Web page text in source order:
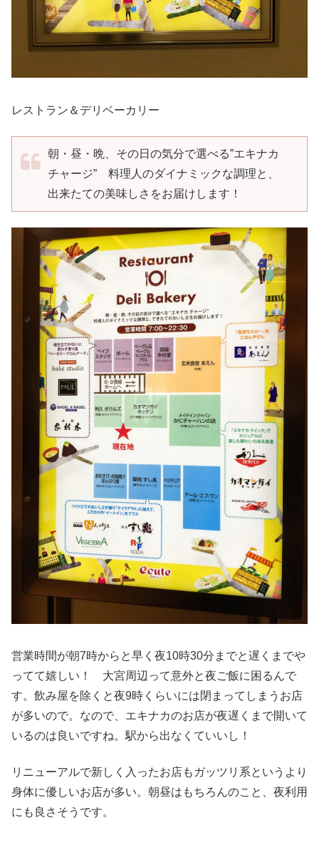
レストラン＆デリベーカリー
朝・昼・晩、その日の気分で選べる”エキナカ
チャージ” 料理人のダイナミックな調理と、
出来たての美味しさをお届けします！
営業時間が朝7時からと早く夜10時30分までと遅くまでや
ってて嬉しい！ 大宮周辺って意外と夜ご飯に困るんで
す。飲み屋を除くと夜9時くらいには閉まってしまうお店
が多いので。なので、エキナカのお店が夜遅くまで開いて
いるのは良いですね。駅から出なくていいし！
リニューアルで新しく入ったお店もガッツリ系というより
身体に優しいお店が多い。朝昼はもちろんのこと、夜利用
にも良さそうです。